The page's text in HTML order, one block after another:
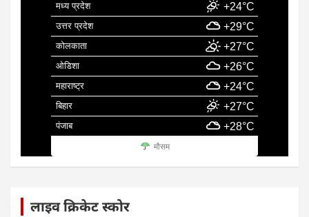
मध्य प्रदेश +24°C
उत्तर प्रदेश +29°C
कोलकाता +27°C
ओडिशा +26°C
महाराष्ट्र +24°C
बिहार +27°C
पंजाब +28°C
मौसम
लाइव क्रिकेट स्कोर